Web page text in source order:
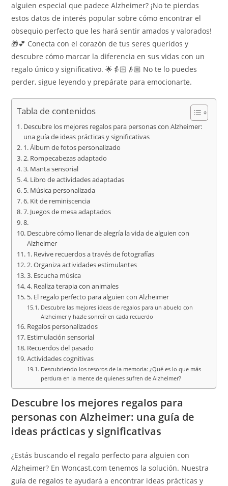
alguien especial que padece Alzheimer? ¡No te pierdas
estos datos de interés popular sobre cómo encontrar el
obsequio perfecto que les hará sentir amados y valorados!
🎁💕 Conecta con el corazón de tus seres queridos y
descubre cómo marcar la diferencia en sus vidas con un
regalo único y significativo. 🌟👵🏻👴🏼 No te lo puedes
perder, sigue leyendo y prepárate para emocionarte.
Tabla de contenidos
Descubre los mejores regalos para personas con Alzheimer:
una guía de ideas prácticas y significativas
1. Álbum de fotos personalizado
2. Rompecabezas adaptado
3. Manta sensorial
4. Libro de actividades adaptadas
5. Música personalizada
6. Kit de reminiscencia
7. Juegos de mesa adaptados
8.
Descubre cómo llenar de alegría la vida de alguien con
Alzheimer
1. Revive recuerdos a través de fotografías
2. Organiza actividades estimulantes
3. Escucha música
4. Realiza terapia con animales
5. El regalo perfecto para alguien con Alzheimer
Descubre las mejores ideas de regalos para un abuelo con
Alzheimer y hazle sonreír en cada recuerdo
Regalos personalizados
Estimulación sensorial
Recuerdos del pasado
Actividades cognitivas
Descubriendo los tesoros de la memoria: ¿Qué es lo que más
perdura en la mente de quienes sufren de Alzheimer?
Descubre los mejores regalos para
personas con Alzheimer: una guía de
ideas prácticas y significativas
¿Estás buscando el regalo perfecto para alguien con
Alzheimer? En Woncast.com tenemos la solución. Nuestra
guía de regalos te ayudará a encontrar ideas prácticas y